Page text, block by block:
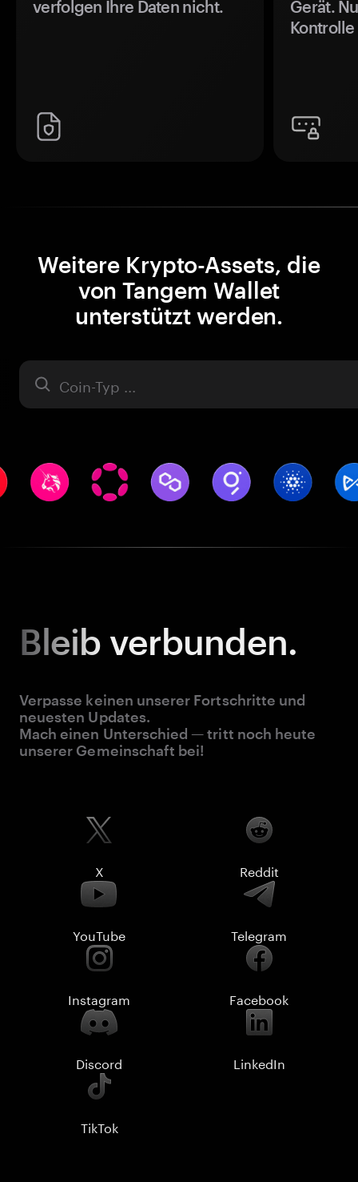
verfolgen Ihre Daten nicht.
Gerät.
Weitere Krypto-Assets, die
von Tangem Wallet
unterstützt werden.
Asset
Bleib verbunden.
Verpasse keinen unserer Fortschritte und
neuesten Updates.
Mach einen Unterschied — tritt noch heute
unserer Gemeinschaft bei!
X Reddit
YouTube Telegram
Instagram Facebook
Discord LinkedIn
TikTok